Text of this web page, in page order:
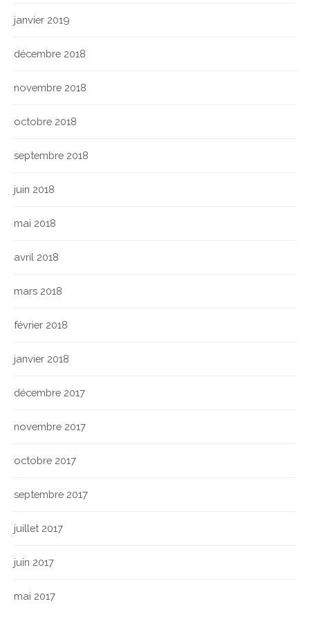
janvier 2019
décembre 2018
novembre 2018
octobre 2018
septembre 2018
juin 2018
mai 2018
avril 2018
mars 2018
février 2018
janvier 2018
décembre 2017
novembre 2017
octobre 2017
septembre 2017
juillet 2017
juin 2017
mai 2017